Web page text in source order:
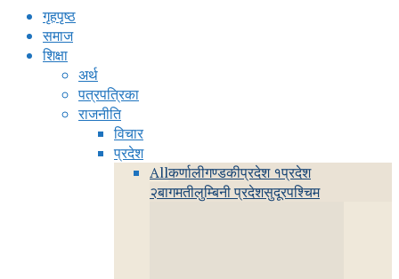
गृहपृष्ठ
समाज
शिक्षा
अर्थ
पत्रपत्रिका
राजनीति
विचार
प्रदेश
Allकर्णालीगण्डकीप्रदेश १प्रदेश
२बागमतीलुम्बिनी प्रदेशसुदूरपश्चिम